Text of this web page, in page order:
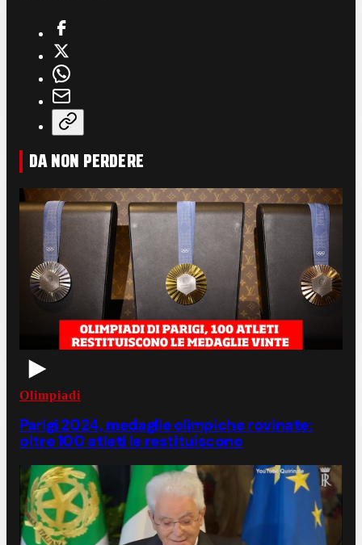
DA NON PERDERE
Olimpiadi
Parigi 2024, medaglie olimpiche rovinate:
oltre 100 atleti le restituiscono